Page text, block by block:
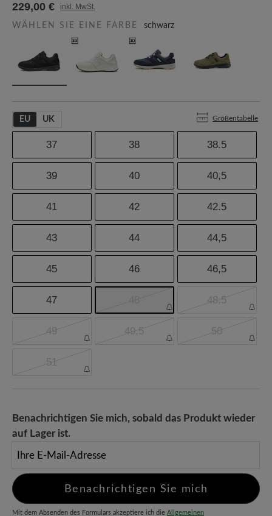
229,00 € inkl. MwSt.
WÄHLEN SIE EINE FARBE schwarz
EU UK Größentabelle
37 38 38.5
39 40 40,5
41 42 42.5
43 44 44,5
45 46 46,5
47 48,5
49 49,5 50
51
Benachrichtigen Sie mich, sobald das Produkt wieder
auf Lager ist.
Benachrichtigen Sie mich
Mit dem Absenden des Formulars akzeptiere ich die Allgemeinen